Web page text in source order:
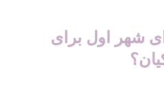
شهر اول برای